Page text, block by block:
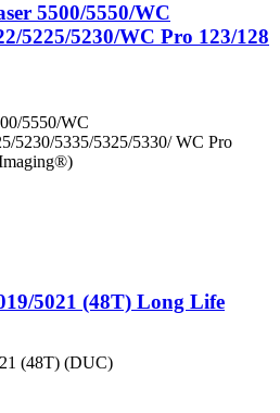
5500/5550/WC
5225/5230/WC Pro 123/128
5550/WC
5230/5335/5325/5330/ WC Pro
5021 (48T) Long Life
(48T) (DUC)